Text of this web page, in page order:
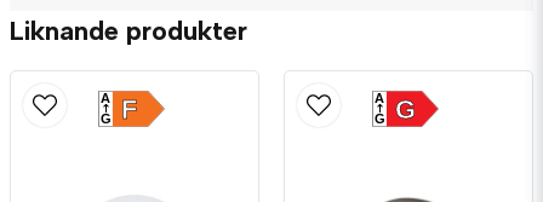
Liknande produkter
F
A
G G
A
G